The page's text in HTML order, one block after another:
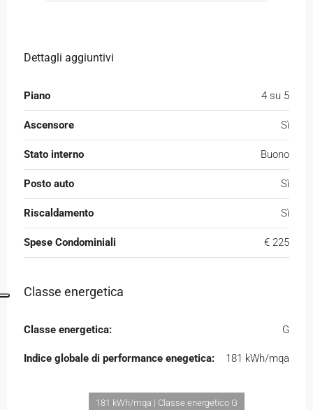
Dettagli aggiuntivi
Piano 4 su 5
Ascensore Sì
Stato interno Buono
Posto auto Sì
Riscaldamento Sì
Spese Condominiali € 225
Classe energetica
Classe energetica: G
Indice globale di performance enegetica: 181 kWh/mqa
181 kWh/mqa | Classe energetico G